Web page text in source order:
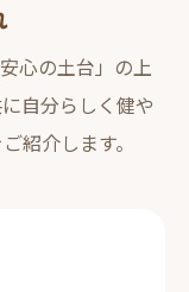
心の土台」の上
自分らしく健や
紹介します。